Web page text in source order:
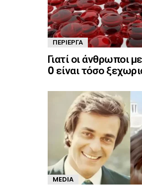
ΠΕΡΊΕΡΓΑ
Γιατί οι άνθρωποι
0 είναι τόσο
MEDIA